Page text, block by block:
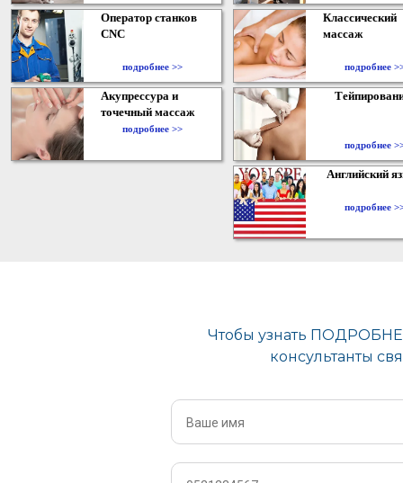
Оператор станков
CNC
подробнее >>
Классический
массаж
подробнее
Акупрессура и
точечный массаж
подробнее >>
подробнее
Английский
подробнее